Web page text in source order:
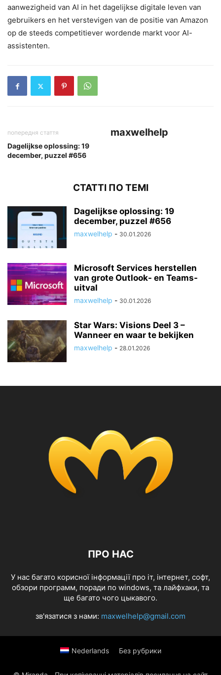
aanwezigheid van AI in het dagelijkse digitale leven van
gebruikers en het verstevigen van de positie van Amazon
op de steeds competitiever wordende markt voor AI-
assistenten.
попередня стаття
Dagelijkse oplossing: 19
december, puzzel #656
maxwelhelp
СТАТТІ ПО ТЕМІ
Dagelijkse oplossing: 19
december, puzzel #656
maxwelhelp - 30.01.2026
Microsoft Services herstellen
van grote Outlook- en Teams-
uitval
maxwelhelp - 30.01.2026
Star Wars: Visions Deel 3 –
Wanneer en waar te bekijken
maxwelhelp - 28.01.2026
ПРО НАС
У нас багато корисної інформації про іт, інтернет, софт,
обзори программ, поради по windows, та лайфхаки, та
ще багато чого цыкавого.
зв'язатися з нами: maxwelhelp@gmail.com
Nederlands Без рубрики